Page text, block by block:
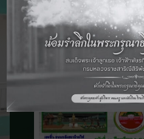
จดหม
ประชา
ติดตามข่าวสารและคว
โรงเรี